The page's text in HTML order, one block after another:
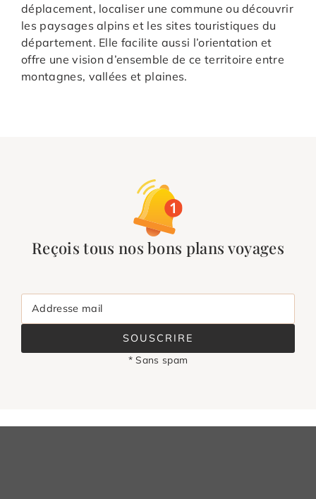
déplacement, localiser une commune ou découvrir
les paysages alpins et les sites touristiques du
département. Elle facilite aussi l’orientation et
offre une vision d’ensemble de ce territoire entre
montagnes, vallées et plaines.
Reçois tous nos bons plans voyages
Addresse mail
SOUSCRIRE
* Sans spam